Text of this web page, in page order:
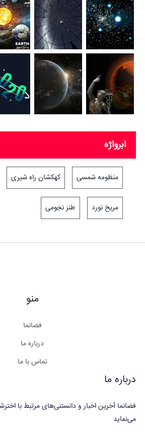
ابرواژه
منظومه شمسی کهکشان راه شیری
مریخ نورد طنز نجومی
منو
فضانما
درباره ما
تماس با ما
درباره ما
فضانما آخرین اخبار و دانستنی‌های مرتبط با
می‌نماید